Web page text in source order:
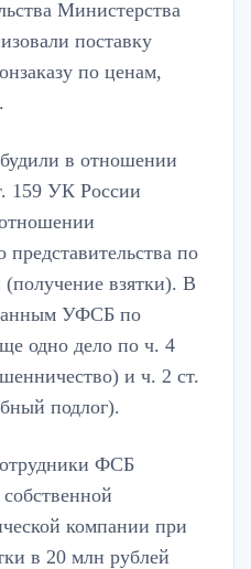
Министерства
поставку
по ценам,
в отношении
159 УК России
представительства по
взятки). В
УФСБ по
одно дело по ч. 4
и ч. 2 ст.
подлог).
ФСБ
компании при
в 20 млн рублей